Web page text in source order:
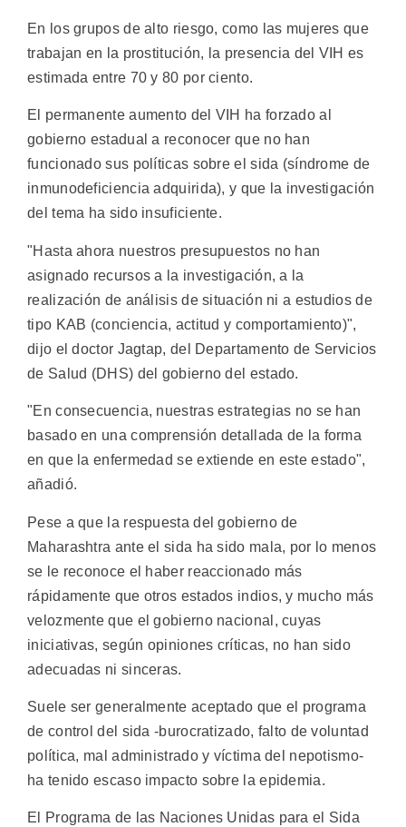
En los grupos de alto riesgo, como las mujeres que
trabajan en la prostitución, la presencia del VIH es
estimada entre 70 y 80 por ciento.
El permanente aumento del VIH ha forzado al
gobierno estadual a reconocer que no han
funcionado sus políticas sobre el sida (síndrome de
inmunodeficiencia adquirida), y que la investigación
del tema ha sido insuficiente.
"Hasta ahora nuestros presupuestos no han
asignado recursos a la investigación, a la
realización de análisis de situación ni a estudios de
tipo KAB (conciencia, actitud y comportamiento)",
dijo el doctor Jagtap, del Departamento de Servicios
de Salud (DHS) del gobierno del estado.
"En consecuencia, nuestras estrategias no se han
basado en una comprensión detallada de la forma
en que la enfermedad se extiende en este estado",
añadió.
Pese a que la respuesta del gobierno de
Maharashtra ante el sida ha sido mala, por lo menos
se le reconoce el haber reaccionado más
rápidamente que otros estados indios, y mucho más
velozmente que el gobierno nacional, cuyas
iniciativas, según opiniones críticas, no han sido
adecuadas ni sinceras.
Suele ser generalmente aceptado que el programa
de control del sida -burocratizado, falto de voluntad
política, mal administrado y víctima del nepotismo-
ha tenido escaso impacto sobre la epidemia.
El Programa de las Naciones Unidas para el Sida